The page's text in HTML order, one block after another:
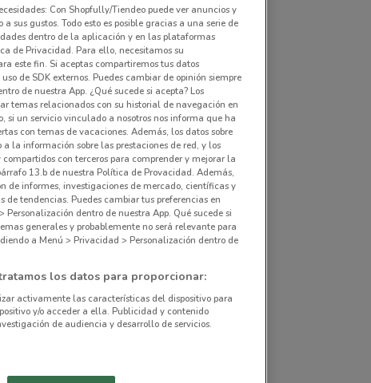
Con Shopfully/Tiendeo puede ver anuncios y
sus gustos. Todo esto es posible gracias a una serie de
dentro de la aplicación y en las plataformas
de Privacidad. Para ello, necesitamos su
este fin. Si aceptas compartiremos tus datos
de SDK externos. Puedes cambiar de opinión siempre
de nuestra App. ¿Qué sucede si acepta? Los
temas relacionados con su historial de navegación en
un servicio vinculado a nosotros nos informa que ha
con temas de vacaciones. Además, los datos sobre
la información sobre las prestaciones de red, y los
con terceros para comprender y mejorar la
13.b de nuestra Política de Provacidad. Además,
de informes, investigaciones de mercado, científicas y
tendencias. Puedes cambiar tus preferencias en
dentro de nuestra App. Qué sucede si
generales y probablemente no será relevante para
a Menú > Privacidad > Personalización dentro de
los datos para proporcionar:
activamente las características del dispositivo para
y/o acceder a ella. Publicidad y contenido
de audiencia y desarrollo de servicios.